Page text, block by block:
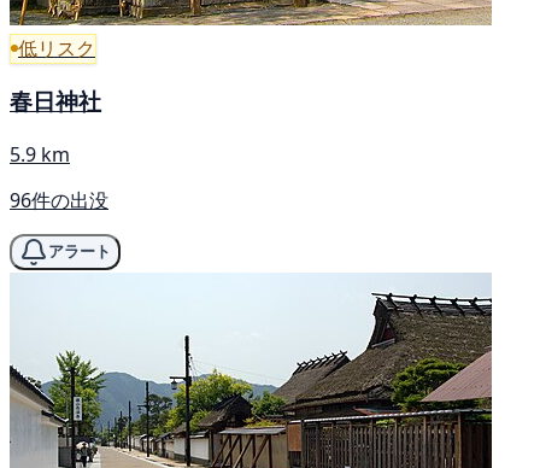
低リスク
春日神社
5.9 km
96件の出没
アラート